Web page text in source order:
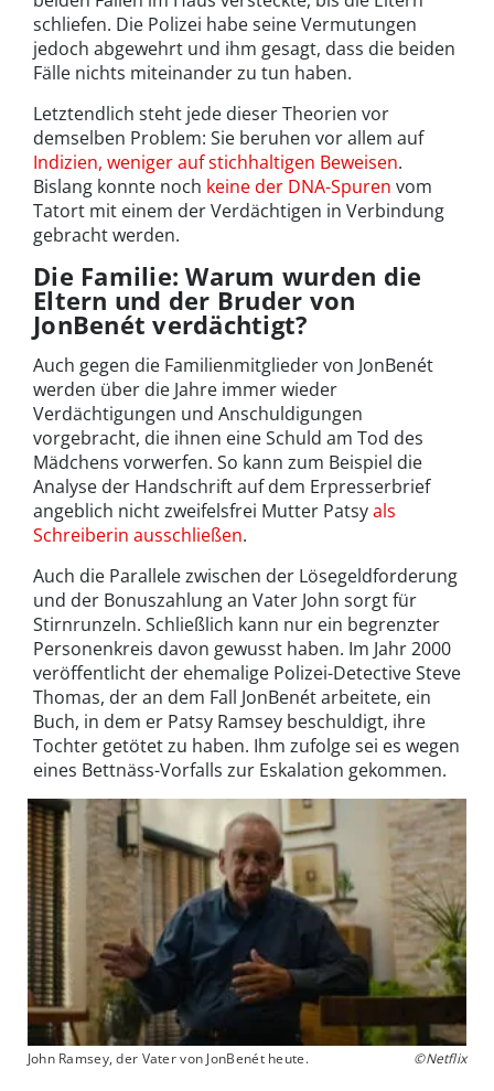
schliefen. Die Polizei habe seine Vermutungen
jedoch abgewehrt und ihm gesagt, dass die beiden
Fälle nichts miteinander zu tun haben.
Letztendlich steht jede dieser Theorien vor
demselben Problem: Sie beruhen vor allem auf
Indizien, weniger auf stichhaltigen Beweisen.
Bislang konnte noch keine der DNA-Spuren vom
Tatort mit einem der Verdächtigen in Verbindung
gebracht werden.
Die Familie: Warum wurden die
Eltern und der Bruder von
JonBenét verdächtigt?
Auch gegen die Familienmitglieder von JonBenét
werden über die Jahre immer wieder
Verdächtigungen und Anschuldigungen
vorgebracht, die ihnen eine Schuld am Tod des
Mädchens vorwerfen. So kann zum Beispiel die
Analyse der Handschrift auf dem Erpresserbrief
angeblich nicht zweifelsfrei Mutter Patsyals
Schreiberin ausschließen.
Auch die Parallele zwischen der Lösegeldforderung
und der Bonuszahlung an Vater John sorgt für
Stirnrunzeln. Schließlich kann nur ein begrenzter
Personenkreis davon gewusst haben. Im Jahr 2000
veröffentlicht der ehemalige Polizei-Detective Steve
Thomas, der an dem Fall JonBenét arbeitete, ein
Buch, in dem er Patsy Ramsey beschuldigt, ihre
Tochter getötet zu haben. Ihm zufolge sei es wegen
eines Bettnäss-Vorfalls zur Eskalation gekommen.
John Ramsey, der Vater von JonBenét heute. ©Netflix